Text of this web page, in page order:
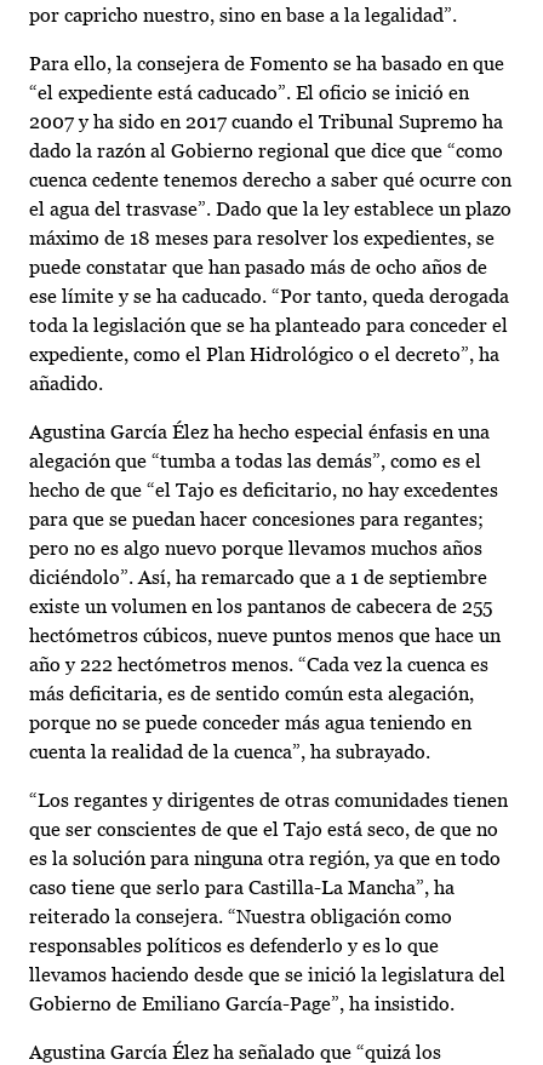
por capricho nuestro, sino en base a la legalidad”.
Para ello, la consejera de Fomento se ha basado en que
“el expediente está caducado”. El oficio se inició en
2007 y ha sido en 2017 cuando el Tribunal Supremo ha
dado la razón al Gobierno regional que dice que “como
cuenca cedente tenemos derecho a saber qué ocurre con
el agua del trasvase”. Dado que la ley establece un plazo
máximo de 18 meses para resolver los expedientes, se
puede constatar que han pasado más de ocho años de
ese límite y se ha caducado. “Por tanto, queda derogada
toda la legislación que se ha planteado para conceder el
expediente, como el Plan Hidrológico o el decreto”, ha
añadido.
Agustina García Élez ha hecho especial énfasis en una
alegación que “tumba a todas las demás”, como es el
hecho de que “el Tajo es deficitario, no hay excedentes
para que se puedan hacer concesiones para regantes;
pero no es algo nuevo porque llevamos muchos años
diciéndolo”. Así, ha remarcado que a 1 de septiembre
existe un volumen en los pantanos de cabecera de 255
hectómetros cúbicos, nueve puntos menos que hace un
año y 222 hectómetros menos. “Cada vez la cuenca es
más deficitaria, es de sentido común esta alegación,
porque no se puede conceder más agua teniendo en
cuenta la realidad de la cuenca”, ha subrayado.
“Los regantes y dirigentes de otras comunidades tienen
que ser conscientes de que el Tajo está seco, de que no
es la solución para ninguna otra región, ya que en todo
caso tiene que serlo para Castilla-La Mancha”, ha
reiterado la consejera. “Nuestra obligación como
responsables políticos es defenderlo y es lo que
llevamos haciendo desde que se inició la legislatura del
Gobierno de Emiliano García-Page”, ha insistido.
Agustina García Élez ha señalado que “quizá los